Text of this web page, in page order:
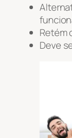
Retém
Deve